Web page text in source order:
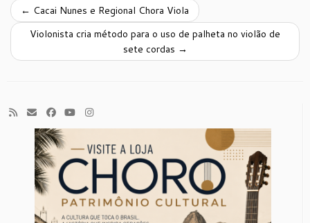
← Cacai Nunes e Regional Chora Viola
Violonista cria método para o uso de palheta no violão de
sete cordas →